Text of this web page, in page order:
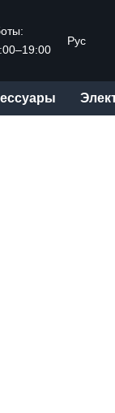
Рус